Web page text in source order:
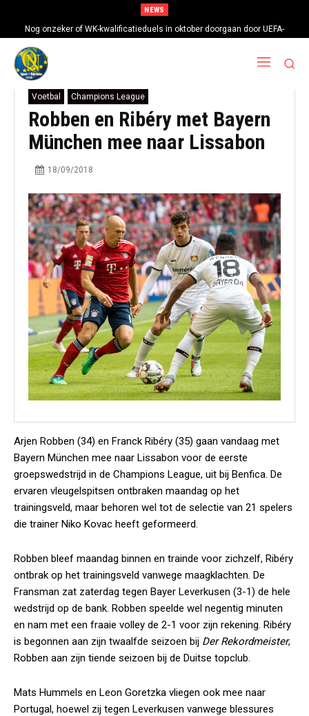
NEWS
Nog onzeker of WK-kwalificatieduels in oktober doorgaan door UEFA-
boycot
Voetbal Champions League
Robben en Ribéry met Bayern
München mee naar Lissabon
18/09/2018
Arjen Robben (34) en Franck Ribéry (35) gaan vandaag met
Bayern München mee naar Lissabon voor de eerste
groepswedstrijd in de Champions League, uit bij Benfica. De
ervaren vleugelspitsen ontbraken maandag op het
trainingsveld, maar behoren wel tot de selectie van 21 spelers
die trainer Niko Kovac heeft geformeerd.
Robben bleef maandag binnen en trainde voor zichzelf, Ribéry
ontbrak op het trainingsveld vanwege maagklachten. De
Fransman zat zaterdag tegen Bayer Leverkusen (3-1) de hele
wedstrijd op de bank. Robben speelde wel negentig minuten
en nam met een fraaie volley de 2-1 voor zijn rekening. Ribéry
is begonnen aan zijn twaalfde seizoen bij Der Rekordmeister,
Robben aan zijn tiende seizoen bij de Duitse topclub.
Mats Hummels en Leon Goretzka vliegen ook mee naar
Portugal, hoewel zij tegen Leverkusen vanwege blessures